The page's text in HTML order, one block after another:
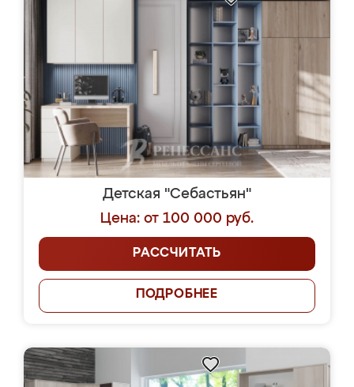
Детская "Себастьян"
Цена: от 100 000 руб.
РАССЧИТАТЬ
ПОДРОБНЕЕ